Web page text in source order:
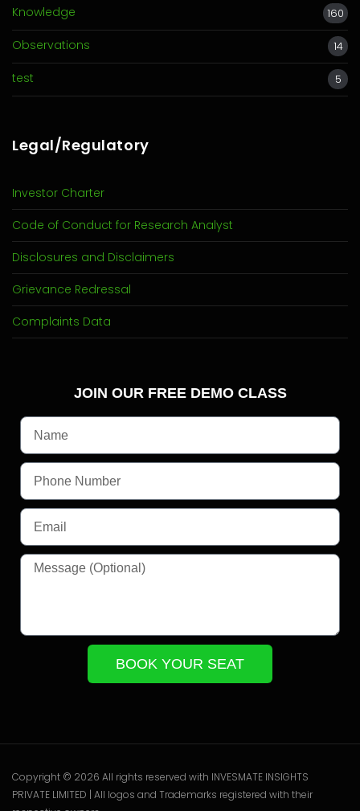
Knowledge 160
Observations 14
test 5
Legal/Regulatory
Investor Charter
Code of Conduct for Research Analyst
Disclosures and Disclaimers
Grievance Redressal
Complaints Data
JOIN OUR FREE DEMO CLASS
BOOK YOUR SEAT
Copyright © 2026 All rights reserved with INVESMATE INSIGHTS
PRIVATE LIMITED | All logos and Trademarks registered with their